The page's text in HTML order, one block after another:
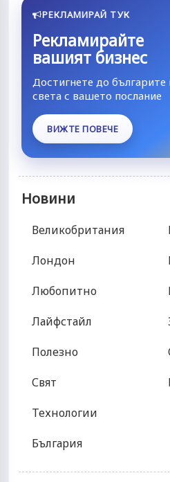
РЕКЛАМИРАЙ ТУК
Рекламирайте
вашият бизнес
Достигнете до българите
света с вашето послание
ВИЖТЕ ПОВЕЧЕ
Новини
Великобритания
Лондон
Любопитно
Лайфстайл
Полезно
Свят
Технологии
България